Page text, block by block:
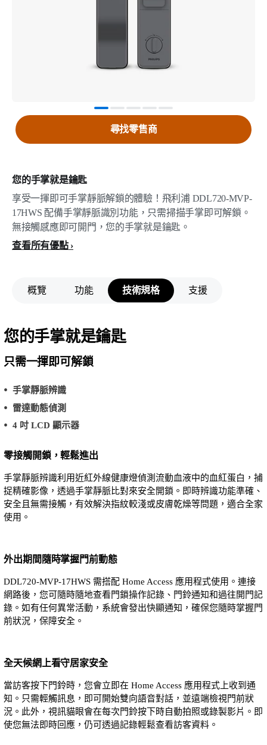
您的手掌就是鑰匙
享受一揮即可手掌靜脈解鎖的體驗！飛利浦 DDL720-MVP-
17HWS 配備手掌靜脈識別功能，只需掃描手掌即可解鎖。
無接觸感應即可開門，您的手掌就是鑰匙。
查看所有優點
尋找零售商
概覽 功能 技術規格 支援
您的手掌就是鑰匙
只需一揮即可解鎖
手掌靜脈辨識
雷達動態偵測
4 吋 LCD 顯示器
零接觸開鎖，輕鬆進出
手掌靜脈辨識利用近紅外線健康燈偵測流動血液中的血紅蛋白，捕
捉精確影像，透過手掌靜脈比對來安全開鎖。即時辨識功能準確、
安全且無需接觸，有效解決指紋較淺或皮膚乾燥等問題，適合全家
使用。
外出期間隨時掌握門前動態
DDL720-MVP-17HWS 需搭配 Home Access 應用程式使用。連接
網路後，您可隨時隨地查看門鎖操作記錄、門鈴通知和過往開門記
錄。如有任何異常活動，系統會發出快顯通知，確保您隨時掌握門
前狀況，保障安全。
全天候網上看守居家安全
當訪客按下門鈴時，您會立即在 Home Access 應用程式上收到通
知。只需輕觸訊息，即可開始雙向語音對話，並遠端檢視門前狀
況。此外，視訊貓眼會在每次門鈴按下時自動拍照或錄製影片。即
使您無法即時回應，仍可透過記錄輕鬆查看訪客資料。